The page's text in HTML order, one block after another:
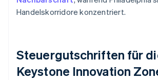
Handelskorridore konzentriert.
Steuergutschriften für
Keystone Innovation